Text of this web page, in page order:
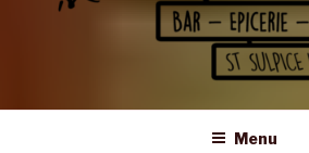
LE GUIBRA – ST
Menu